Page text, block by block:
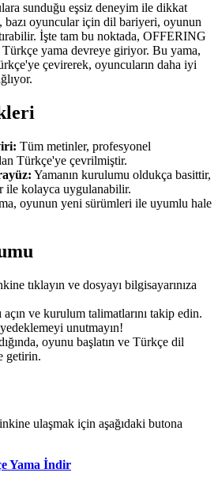
sunduğu eşsiz deneyim ile dikkat
oyuncular için dil bariyeri, oyunun
İşte tam bu noktada, OFFERING
yama devreye giriyor. Bu yama,
çevirerek, oyuncuların daha iyi
Tüm metinler, profesyonel
Türkçe'ye çevrilmiştir.
Yamanın kurulumu oldukça basittir,
ile kolayca uygulanabilir.
oyunun yeni sürümleri ile uyumlu hale
tıklayın ve dosyayı bilgisayarınıza
ve kurulum talimatlarını takip edin.
unutmayın!
oyunu başlatın ve Türkçe dil
getirin.
ulaşmak için aşağıdaki butona
Yama İndir